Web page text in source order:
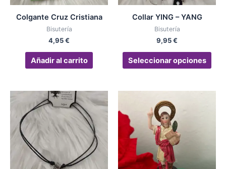
Colgante Cruz Cristiana
Bisutería
4,95€
Añadir al carrito
Collar YING – YANG
Bisutería
9,95€
Seleccionar opciones
de